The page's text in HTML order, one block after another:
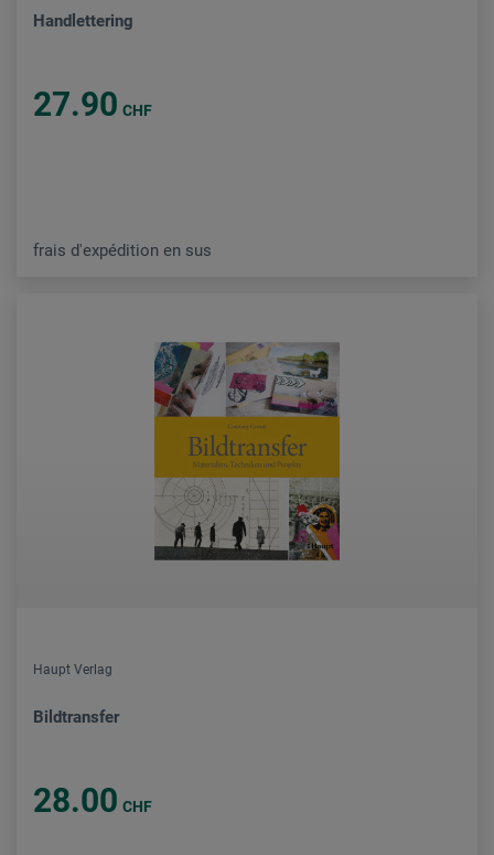
Handlettering
27.90 CHF
frais d'expédition en sus
Haupt Verlag
Bildtransfer
28.00 CHF